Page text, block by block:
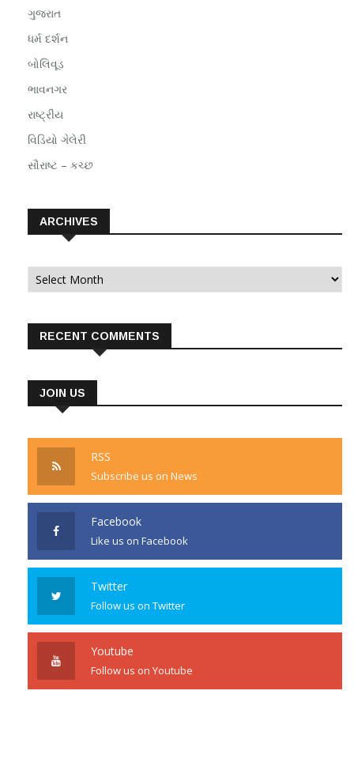
ગુજરાત
ધર્મ દર્શન
બોલિવૂડ
ભાવનગર
રાષ્ટ્રીય
વિડિયો ગેલેરી
સૌરાષ્ટ – કચ્છ
ARCHIVES
Archives
RECENT COMMENTS
JOIN US
RSS
Subscribe us on News
Facebook
Like us on Facebook
Twitter
Follow us on Twitter
Youtube
Follow us on Youtube